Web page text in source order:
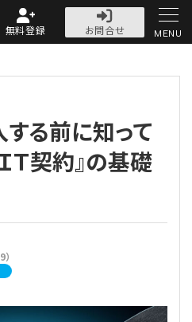
公益・一般法人オ
無料登録
お問合せ
MENU
る前に知って
契約』の基礎